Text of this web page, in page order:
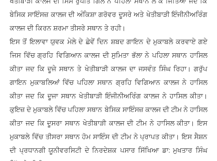
ਬੇਸਿਕ ਸਾਇੰਸਜ਼ ਕਾਲਜ ਦੀ ਅੰਕਿਸ਼ਾ ਗਰੋਵਰ ਦੂਸਰੇ ਅਤੇ ਖੇਤੀਬਾੜੀ ਇੰਜੀਨੀਅਰਿੰਗ
ਕਾਲਜ ਦੀ ਕਿਰਨ ਸ਼ਰਮਾ ਤੀਸਰੇ ਸਥਾਨ ਤੇ ਰਹੀ।
ਇਸ ਤੋਂ ਇਲਾਵਾ ਯੁਵਕ ਮੇਲੇ ਦੇ ਛੇਵੇਂ ਦਿਨ ਸ਼ਬਦ ਗਾਇਨ ਦੇ ਮੁਕਾਬਲੇ ਕਰਵਾਏ ਗਏ
ਜਿਸ ਵਿੱਚ ਗ੍ਰਹਿ ਵਿਗਿਆਨ ਕਾਲਜ ਦੀ ਸੁਮਿਤਾ ਭੱਲਾ ਨੇ ਪਹਿਲਾ ਸਥਾਨ ਹਾਸਿਲ
ਕੀਤਾ ਜਦ ਕਿ ਦੂਜੇ ਸਥਾਨ ਤੇ ਖੇਤੀਬਾੜੀ ਕਾਲਜ ਦਾ ਜਸਵੰਤ ਸਿੰਘ ਰਿਹਾ। ਗਰੁੱਪ
ਗਾਇਨ ਮੁਕਾਬਲਿਆਂ ਵਿੱਚ ਪਹਿਲਾ ਸਥਾਨ ਗ੍ਰਹਿ ਵਿਗਿਆਨ ਕਾਲਜ ਨੇ ਹਾਸਿਲ
ਕੀਤਾ ਜਦ ਕਿ ਦੂਜਾ ਸਥਾਨ ਖੇਤੀਬਾੜੀ ਇੰਜੀਨੀਅਰਿੰਗ ਕਾਲਜ ਨੇ ਹਾਸਿਲ ਕੀਤਾ।
ਕੁਇਜ਼ ਦੇ ਮੁਕਾਬਲੇ ਵਿੱਚ ਪਹਿਲਾ ਸਥਾਨ ਬੇਸਿਕ ਸਾਇੰਸਜ਼ ਕਾਲਜ ਦੀ ਟੀਮ ਨੇ ਹਾਸਿਲ
ਕੀਤਾ ਜਦ ਕਿ ਦੂਸਰਾ ਸਥਾਨ ਖੇਤੀਬਾੜੀ ਕਾਲਜ ਦੀ ਟੀਮ ਨੇ ਹਾਸਿਲ ਕੀਤਾ। ਇਸ
ਮੁਕਾਬਲੇ ਵਿੱਚ ਤੀਸਰਾ ਸਥਾਨ ਹੋਮ ਸਾਇੰਸ ਦੀ ਟੀਮ ਨੇ ਪ੍ਰਾਪਤ ਕੀਤਾ। ਇਸ ਸੈਸ਼ਨ
ਦੀ ਪ੍ਰਧਾਨਗੀ ਯੂਨੀਵਰਸਿਟੀ ਦੇ ਨਿਰਦੇਸ਼ਕ ਪਸਾਰ ਸਿੱਖਿਆ ਡਾ: ਮੁਖਤਾਰ ਸਿੰਘ